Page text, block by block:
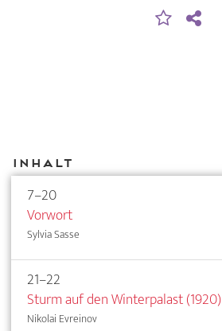
Inhalt
7–20
Vorwort
Sylvia Sasse
21–22
Sturm auf den Winterpalast (1920)
Nikolai Evreinov